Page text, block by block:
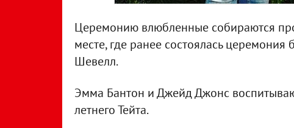
Церемонию влюбленные собираются
месте, где ранее состоялась
Шевелл.
Эмма Бантон и Джейд Джонс
летнего Тейта.